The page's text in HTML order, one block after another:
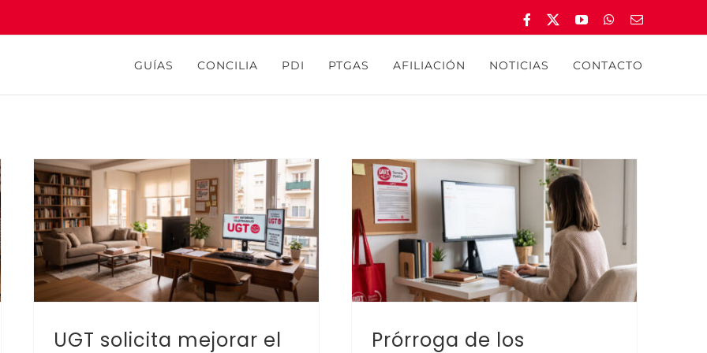
Facebook
X YouTubeWhatsApp
Correo
GUÍAS CONCILIA PDI PTGAS AFILIACIÓN NOTICIAS CONTACTO
UGT solicita mejorar el
Prórroga de los